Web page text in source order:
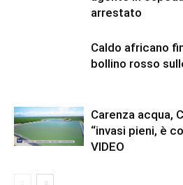
arrestato
Caldo africano
bollino rosso
Carenza acqua,
“invasi pieni, è
VIDEO